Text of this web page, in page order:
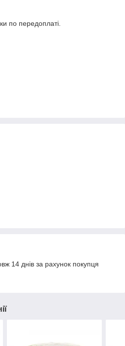
по передоплаті.
14 днів за рахунок покупця